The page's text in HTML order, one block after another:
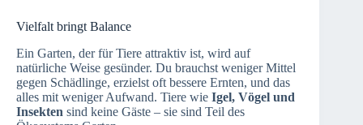
Vielfalt bringt Balance
Ein Garten, der für Tiere attraktiv ist, wird auf
natürliche Weise gesünder. Du brauchst weniger Mittel
gegen Schädlinge, erzielst oft bessere Ernten, und das
alles mit weniger Aufwand. Tiere wie Igel, Vögel und
Insekten sind keine Gäste – sie sind Teil des